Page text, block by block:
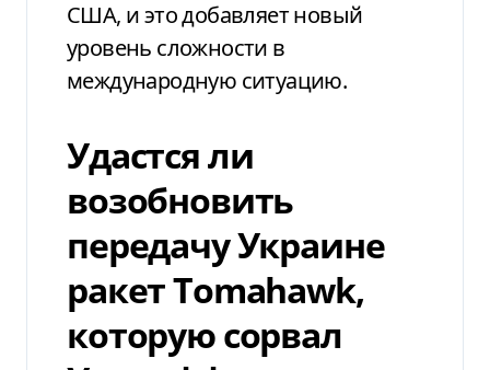
США, и это добавляет новый
уровень сложности в
международную ситуацию.
Удастся ли
возобновить
передачу Украине
ракет Tomahawk,
которую сорвал